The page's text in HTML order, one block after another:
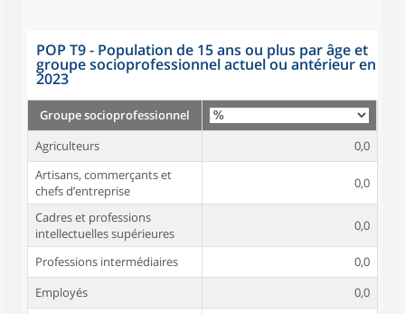
POP T9 - Population de 15 ans ou plus par âge et
groupe socioprofessionnel actuel ou antérieur en
2023
Groupe socioprofessionnel
Agriculteurs
0,0
Artisans, commerçants et
chefs d’entreprise
0,0
Cadres et professions
intellectuelles supérieures
0,0
Professions intermédiaires
0,0
Employés
0,0